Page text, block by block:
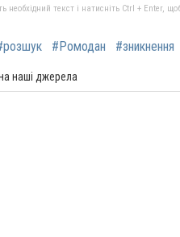
текст і натисніть Ctrl + Enter,
#Ромодан #зникнення
наші джерела